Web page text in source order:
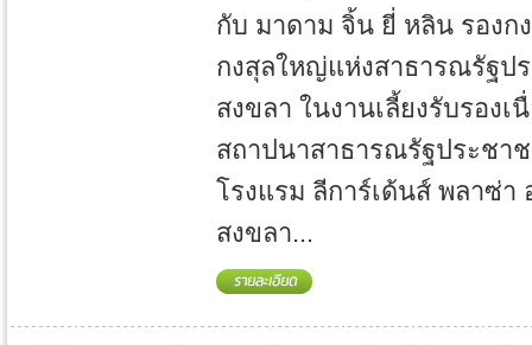
กับ มาดาม จิ้น ยี่ หลิน รองก
กงสุลใหญ่แห่งสาธารณรัฐป
สงขลา ในงานเลี้ยงรับรองเ
สถาปนาสาธารณรัฐประชา
โรงแรม ลีการ์เด้นส์ พลาซ่า
สงขลา...